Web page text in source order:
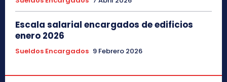
Escala salarial encargados de edificios
enero 2026
Sueldos Encargados 9 Febrero 2026